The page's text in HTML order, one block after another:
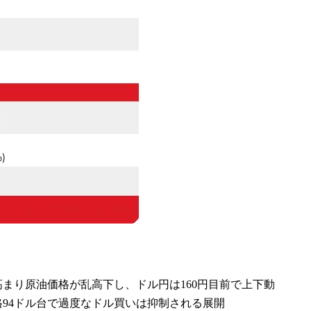
り原油価格が乱高下し、ドル円は160円目前で上下動
ドル台で過度なドル買いは抑制される展開